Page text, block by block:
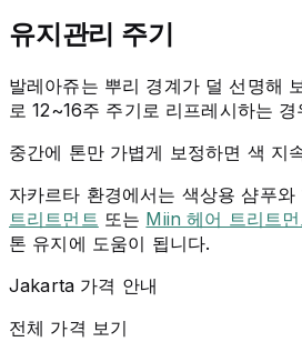
유지관리 주기
발레아쥬는 뿌리 경계가 덜 선명해
로 12~16주 주기로 리프레시하는
중간에 톤만 가볍게 보정하면 색 지
자카르타 환경에서는 색상용 샴푸와
트리트먼트 또는 Miin 헤어 트리트먼
톤 유지에 도움이 됩니다.
Jakarta 가격 안내
전체 가격 보기